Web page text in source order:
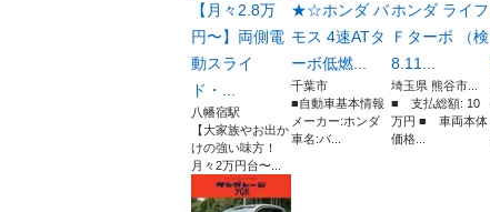
【月々2.8万
円〜】両側電
動スライ
ド・...
八幡宿駅
【大家族やお出か
けの強い味方！
月々2万円台〜...
★☆ホンダ バ
モス 4速ATタ
ーボ低燃...
千葉市
■自動車基本情報
メーカー:ホンダ
車名:バ...
ホンダ ライフ
Ｆターボ （検
8.11...
埼玉県 熊谷市...
■ 支払総額: 10
万円 ■ 車両本体
価格...